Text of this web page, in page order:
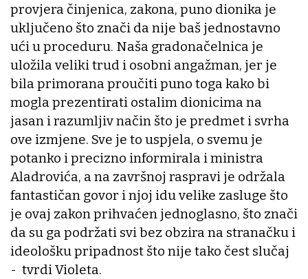
provjera činjenica, zakona, puno dionika je
uključeno što znači da nije baš jednostavno
ući u proceduru. Naša gradonačelnica je
uložila veliki trud i osobni angažman, jer je
bila primorana proučiti puno toga kako bi
mogla prezentirati ostalim dionicima na
jasan i razumljiv način što je predmet i svrha
ove izmjene. Sve je to uspjela, o svemu je
potanko i precizno informirala i ministra
Aladrovića, a na završnoj raspravi je održala
fantastičan govor i njoj idu velike zasluge što
je ovaj zakon prihvaćen jednoglasno, što znači
da su ga podržati svi bez obzira na stranačku i
ideološku pripadnost što nije tako čest slučaj
- tvrdi Violeta.